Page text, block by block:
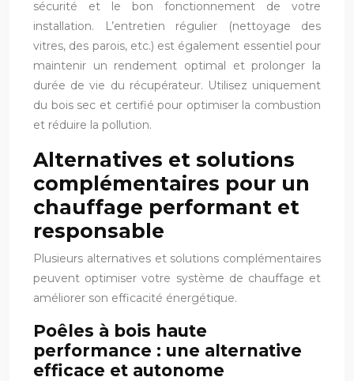
sécurité et le bon fonctionnement de votre
installation. L’entretien régulier (nettoyage des
vitres, des parois, etc.) est également essentiel pour
maintenir un rendement optimal et prolonger la
durée de vie du récupérateur. Utilisez uniquement
du bois sec et certifié pour optimiser la combustion
et réduire la pollution.
Alternatives et solutions
complémentaires pour un
chauffage performant et
responsable
Plusieurs alternatives et solutions complémentaires
peuvent optimiser votre système de chauffage et
améliorer son efficacité énergétique.
Poêles à bois haute
performance : une alternative
efficace et autonome